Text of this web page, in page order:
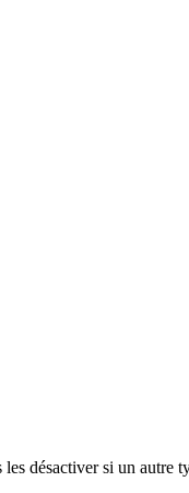
désactiver si un autre